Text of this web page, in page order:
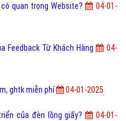
có quan trọng Website?
04-01-
Feedback Từ Khách Hàng
04-
ghtk miễn phí 04-01-2025
của đèn lồng giấy?
04-01-